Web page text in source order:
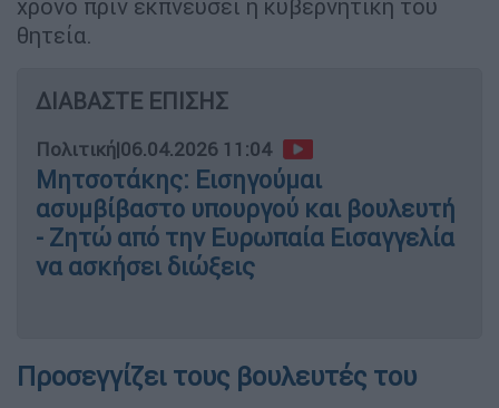
χρόνο πριν εκπνεύσει η κυβερνητική του
θητεία.
ΔΙΑΒΑΣΤΕ ΕΠΙΣΗΣ
Πολιτική|06.04.2026 11:04
Μητσοτάκης: Εισηγούμαι
ασυμβίβαστο υπουργού και βουλευτή
- Ζητώ από την Ευρωπαία Εισαγγελία
να ασκήσει διώξεις
Προσεγγίζει τους βουλευτές του